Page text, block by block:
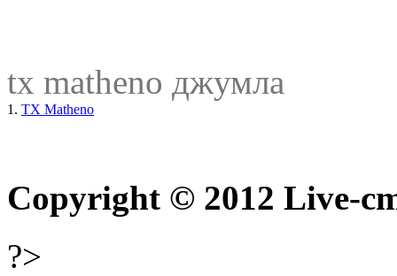
tx matheno джумла
1. TX Matheno
Copyright © 2012 Live-
?>